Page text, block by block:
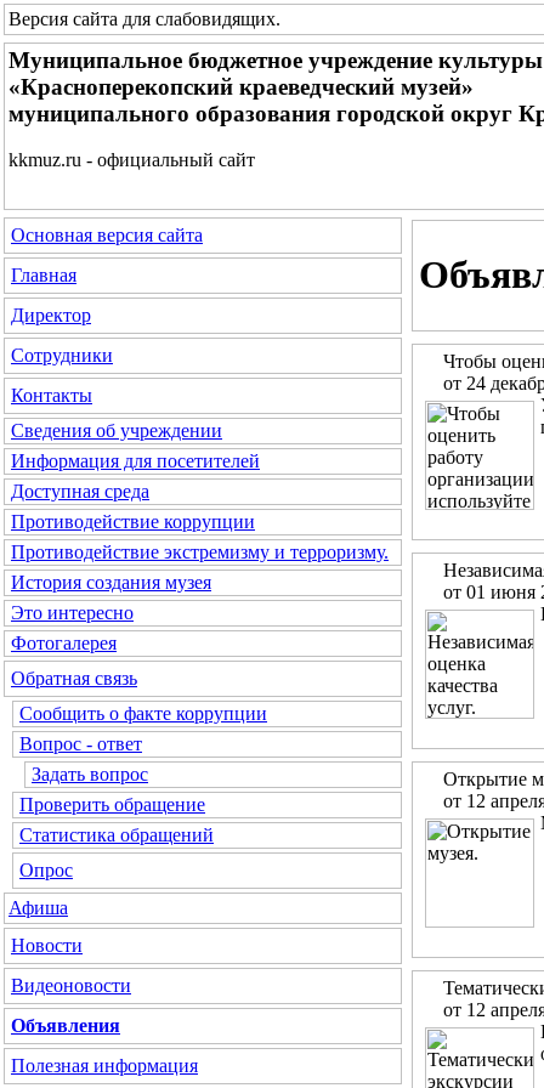
Версия сайта для слабовидящих.
Муниципальное бюджетное учреждение культуры
«Красноперекопский краеведческий музей»
муниципального образования городской округ
kkmuz.ru - официальный сайт
Основная версия сайта
Главная
Директор
Сотрудники
Контакты
Сведения об учреждении
Информация для посетителей
Доступная среда
Противодействие коррупции
Противодействие экстремизму и терроризму.
История создания музея
Это интересно
Фотогалерея
Обратная связь
Сообщить о факте коррупции
Вопрос - ответ
Задать вопрос
Проверить обращение
Статистика обращений
Опрос
Афиша
Новости
Видеоновости
Объявления
Полезная информация
Чтобы
от 24
от 01 июня
Открытие
от 12
от 12